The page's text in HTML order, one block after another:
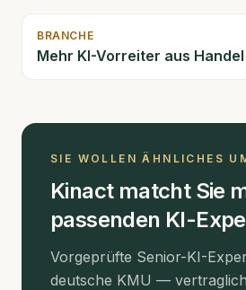
BRANCHE
Mehr KI-Vorreiter aus Handel
SIE WOLLEN ÄHNLICHES
Kinact matcht Sie
passenden KI-
Vorgeprüfte Senior-KI-
deutsche KMU —